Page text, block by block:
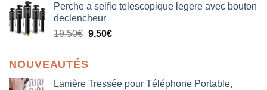
Perche a selfie telescopique legere avec bouton
declencheur
19,50€ 9,50€
NOUVEAUTÉS
Lanière Tressée pour Téléphone Portable,